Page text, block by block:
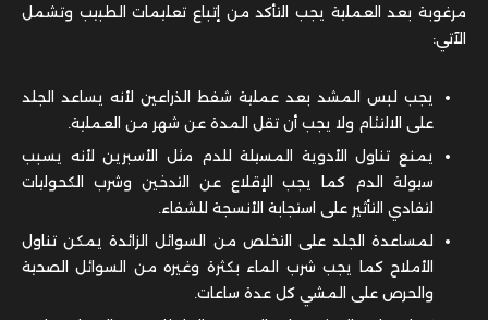
مرغوبة بعد العملية يجب التأكد من إتباع تعليمات الطبيب وتشمل
الآتي:
يجب لبس المشد بعد عملية شفط الذراعين لأنه يساعد الجلد
على الالتئام ولا يجب أن تقل المدة عن شهر من العملية.
يمنع تناول الأدوية المسيلة للدم مثل الأسبرين لأنه يسبب
سيولة الدم كما يجب الإقلاع عن التدخين وشرب الكحوليات
لتفادي التأثير على استجابة الأنسجة للشفاء.
لمساعدة الجلد على التخلص من السوائل الزائدة يمكن تناول
الأملاح كما يجب شرب الماء بكثرة وغيره من السوائل الصحية
والحرص على المشي كل عدة ساعات.